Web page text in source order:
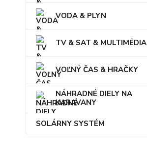
VODA & PLYN
TV & SAT & MULTIMÉDIA
VOĽNÝ ČAS & HRAČKY
NÁHRADNÉ DIELY NA
KARAVANY
SOLÁRNY SYSTÉM